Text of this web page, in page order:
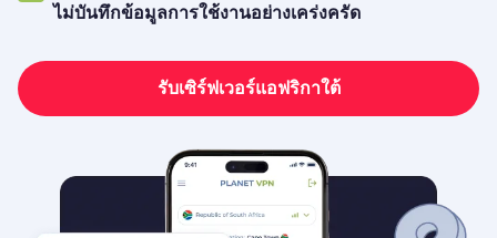
ไม่บันทึกข้อมูลการใช้งานอย่างเคร่งครัด
รับเซิร์ฟเวอร์แอฟริกาใต้